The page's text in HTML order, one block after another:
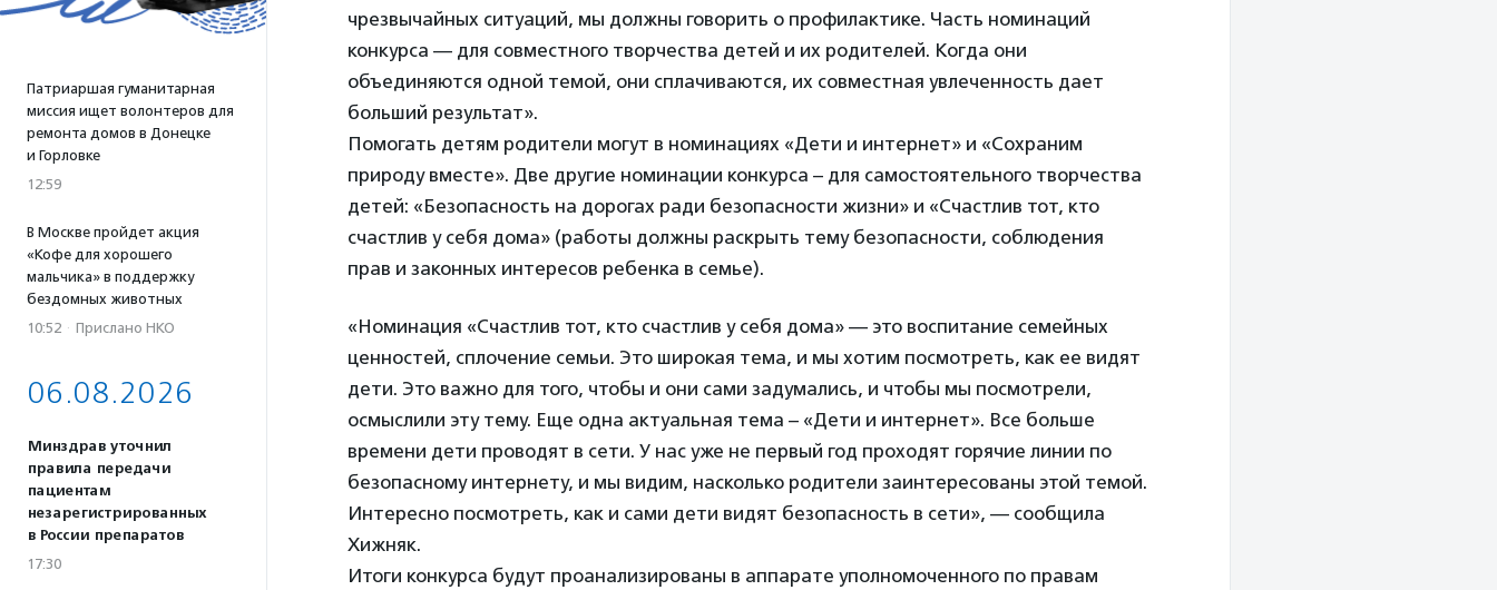
Патриаршая гуманитарная
миссия ищет волонтеров для
ремонта домов в Донецке
и Горловке
12:59
В Москве пройдет акция
«Кофе для хорошего
мальчика» в поддержку
бездомных животных
10:52 · Прислано НКО
06.08.2026
Минздрав уточнил
правила передачи
пациентам
незарегистрированных
в России препаратов
17:30
чрезвычайных ситуаций, мы должны говорить о профилактике. Часть номинаций
конкурса — для совместного творчества детей и их родителей. Когда они
объединяются одной темой, они сплачиваются, их совместная увлеченность дает
больший результат».
Помогать детям родители могут в номинациях «Дети и интернет» и «Сохраним
природу вместе». Две другие номинации конкурса – для самостоятельного творчества
детей: «Безопасность на дорогах ради безопасности жизни» и «Счастлив тот, кто
счастлив у себя дома» (работы должны раскрыть тему безопасности, соблюдения
прав и законных интересов ребенка в семье).
«Номинация «Счастлив тот, кто счастлив у себя дома» — это воспитание семейных
ценностей, сплочение семьи. Это широкая тема, и мы хотим посмотреть, как ее видят
дети. Это важно для того, чтобы и они сами задумались, и чтобы мы посмотрели,
осмыслили эту тему. Еще одна актуальная тема – «Дети и интернет». Все больше
времени дети проводят в сети. У нас уже не первый год проходят горячие линии по
безопасному интернету, и мы видим, насколько родители заинтересованы этой темой.
Интересно посмотреть, как и сами дети видят безопасность в сети», — сообщила
Хижняк.
Итоги конкурса будут проанализированы в аппарате уполномоченного по правам